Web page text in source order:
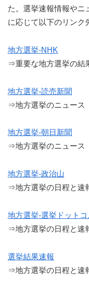
た。選挙速報情報やニ
に応じて以下のリンク
地方選挙-NHK
⇒重要な地方選挙の結
地方選挙-読売新聞
⇒地方選挙のニュース
地方選挙-朝日新聞
⇒地方選挙のニュース
地方選挙-政治山
⇒地方選挙の日程と速
地方選挙-選挙ドットコ
⇒地方選挙の日程と速
選挙結果速報
⇒地方選挙の日程と速